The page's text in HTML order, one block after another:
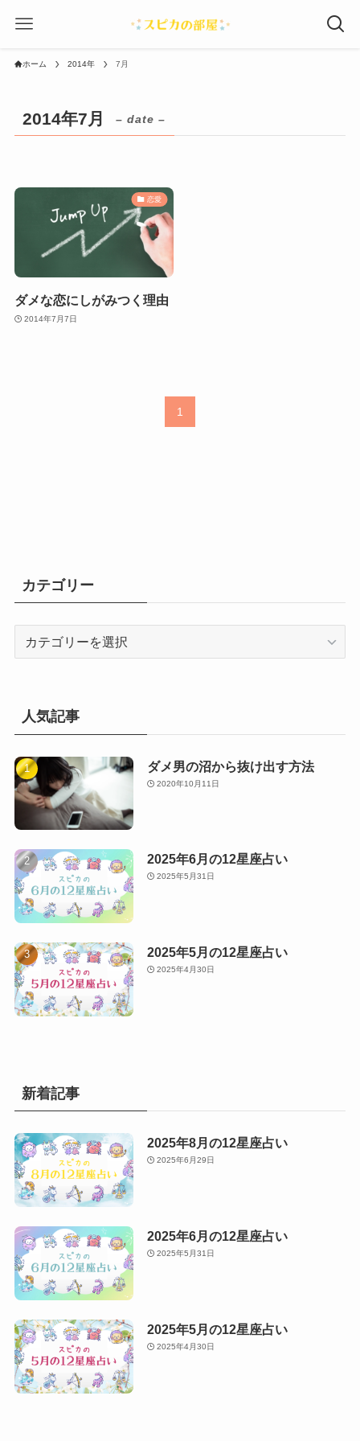
ホーム 2014年 7月
2014年7月 – date –
恋愛
ダメな恋にしがみつく理由
2014年7月7日
1
カテゴリー
人気記事
ダメ男の沼から抜け出す方法
2020年10月11日
2025年6月の12星座占い
2025年5月31日
2025年5月の12星座占い
2025年4月30日
新着記事
2025年8月の12星座占い
2025年6月29日
2025年6月の12星座占い
2025年5月31日
2025年5月の12星座占い
2025年4月30日